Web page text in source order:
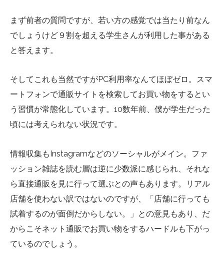
まず前者の質問ですが、若い方の感覚では当たり前なん
でしょうけど９割を超える学生さんが利用した事がある
と答えます。
そしてこれも当然ですがPC利用率なんてほぼゼロ。スマ
ートフォンで通販サイトを検索してお買い物をするとい
う習慣が常態化しています。 10数年前、僕が学生だった
頃には考えられない状況です。
情報収集もInstagramなどのソーシャルがメイン。ファ
ッション雑誌を読む層は逆に少数派に感じられ、それな
ら直接通販を見に行って選ぶとの声もあります。リアル
店舗を使わない訳ではないのですが、「店舗に行っても
試着するのが面倒だからしない。」との意見もあり、だ
からこそネット通販でお買い物をするハードルも下がっ
ているのでしょう。